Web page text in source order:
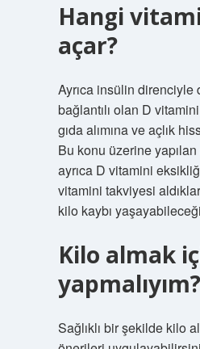
Hangi
açar?
Ayrıca insülin direnciyle
bağlantılı olan D
gıda alımına ve açlık
Bu konu üzerine yapılan
ayrıca D vitamini
vitamini takviyesi
kilo kaybı
Kilo almak
yapmalıyım?
Sağlıklı bir şekilde kilo